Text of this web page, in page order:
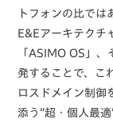
トフォンの比で
E&Eアーキテクチ
「ASIMO OS」
発することで、こ
ロスドメイン制御
添う“超・個人最